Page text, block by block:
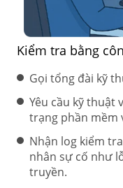
Kiểm tra bằng
Gọi tổng đài kỹ
Yêu cầu kỹ thuật
trạng phần mềm
Nhận log kiểm
nhân sự cố như
truyền.